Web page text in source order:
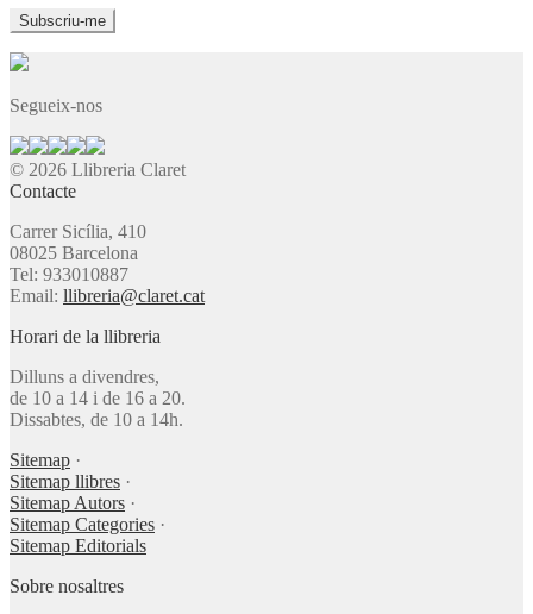
Segueix-nos
© 2026 Llibreria Claret
Contacte
Carrer Sicília, 410
08025 Barcelona
Tel: 933010887
Email: llibreria@claret.cat
Horari de la llibreria
Dilluns a divendres,
de 10 a 14 i de 16 a 20.
Dissabtes, de 10 a 14h.
Sitemap ·
Sitemap llibres ·
Sitemap Autors ·
Sitemap Categories ·
Sitemap Editorials
Sobre nosaltres